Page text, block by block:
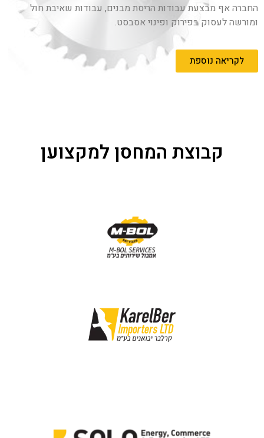
החברה אף מבצעת עבודות הריסת מבנים, עבודות שאיבת חול
ומורשה לעסוק בפירוק ופינוי אסבסט.
לקריאה נוספת
קבוצת המחסן למקצוען